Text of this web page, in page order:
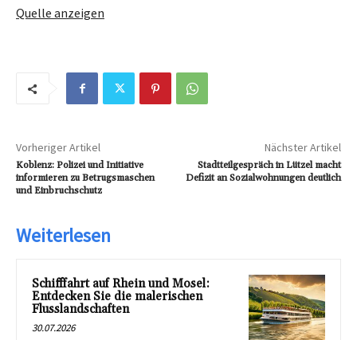
Quelle anzeigen
Vorheriger Artikel
Koblenz: Polizei und Initiative
informieren zu Betrugsmaschen
und Einbruchschutz
Nächster Artikel
Stadtteilgespräch in Lützel macht
Defizit an Sozialwohnungen deutlich
Weiterlesen
Schifffahrt auf Rhein und Mosel:
Entdecken Sie die malerischen
Flusslandschaften
30.07.2026